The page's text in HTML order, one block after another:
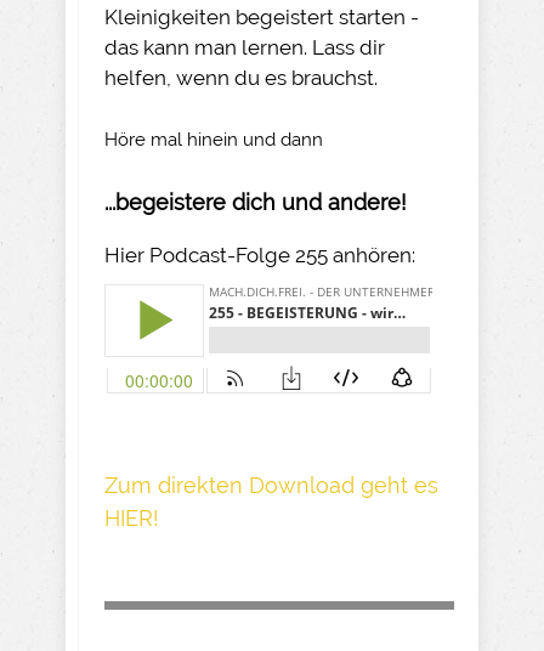
Kleinigkeiten begeistert starten -
das kann man lernen. Lass dir
helfen, wenn du es brauchst.
Höre mal hinein und dann
...begeistere dich und andere!
Hier Podcast-Folge 255 anhören:
Z um direkte n Download geh t es
HIER!